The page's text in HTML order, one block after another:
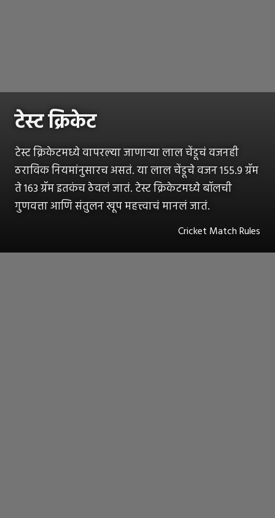
टेस्ट क्रिकेट
टेस्ट क्रिकेटमध्ये वापरल्या जाणाऱ्या लाल चेंडूचं वजनही
ठराविक नियमांनुसारच असतं. या लाल चेंडूचे वजन 155.9 ग्रॅम
ते 163 ग्रॅम इतकंच ठेवलं जातं. टेस्ट क्रिकेटमध्ये बॉलची
गुणवत्ता आणि संतुलन खूप महत्त्वाचं मानलं जातं.
Cricket Match Rules